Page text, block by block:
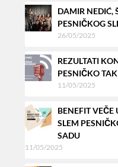
DAMIR NEDIĆ,
PESNIČKOG
26/05/2025
REZULTATI
PESNIČKO
11/05/2025
BENEFIT
SLEM
SADU
11/05/2025